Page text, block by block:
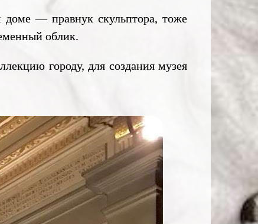
— правнук скульптора, тоже
облик.
городу, для создания музея